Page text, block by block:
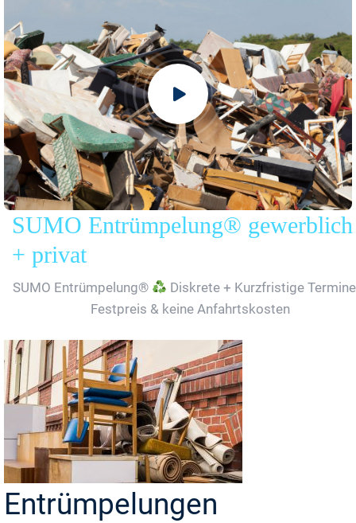
SUMO Entrümpelung® gewerblich
+ privat
SUMO Entrümpelung®
Diskrete + Kurzfristige
Festpreis & keine Anfahrtskosten
Entrümpelungen